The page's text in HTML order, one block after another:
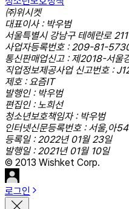
㈜위시켓
대표이사 : 박우범
서울특별시 강남구 테헤란로
사업자등록번호 : 209-81-
통신판매업신고 : 제2018-서
직업정보제공사업 신고번호 :
제호 : 요즘IT
발행인 : 박우범
편집인 : 노희선
청소년보호책임자 : 박우범
인터넷신문등록번호 : 서울,아
등록일 : 2022년 01월 23일
발행일 : 2021년 01월 10일
© 2013 Wishket Corp.
로그인